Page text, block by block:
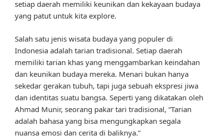
setiap daerah memiliki keunikan dan kekayaan budaya
yang patut untuk kita explore.
Salah satu jenis wisata budaya yang populer di
Indonesia adalah tarian tradisional. Setiap daerah
memiliki tarian khas yang menggambarkan keindahan
dan keunikan budaya mereka. Menari bukan hanya
sekedar gerakan tubuh, tapi juga sebuah ekspresi jiwa
dan identitas suatu bangsa. Seperti yang dikatakan oleh
Ahmad Munir, seorang pakar tari tradisional, “Tarian
adalah bahasa yang bisa mengungkapkan segala
nuansa emosi dan cerita di baliknya.”